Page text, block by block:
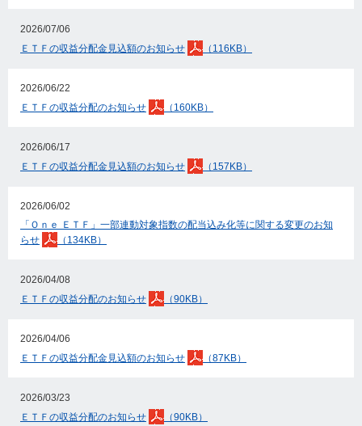
2026/07/06
ＥＴＦの収益分配金見込額のお知らせ
（116KB）
2026/06/22
ＥＴＦの収益分配のお知らせ
（160KB）
2026/06/17
ＥＴＦの収益分配金見込額のお知らせ
（157KB）
2026/06/02
「Ｏｎｅ ＥＴＦ」一部連動対象指数の配当込み化等に関する変更のお知
らせ
（134KB）
2026/04/08
ＥＴＦの収益分配のお知らせ
（90KB）
2026/04/06
ＥＴＦの収益分配金見込額のお知らせ
（87KB）
2026/03/23
ＥＴＦの収益分配のお知らせ
（90KB）